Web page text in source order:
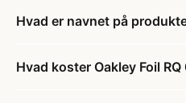
Hvad er navnet på
Hvad koster Oakley Foil